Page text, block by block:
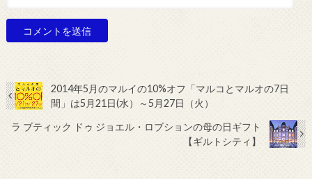
2014年5月のマルイの10%オフ「マルコとマルオの7日
間」は5月21日(水）～5月27日（火）
ラ ブティック ドゥ ジョエル・ロブションの母の日ギフト
【ギルトシティ】